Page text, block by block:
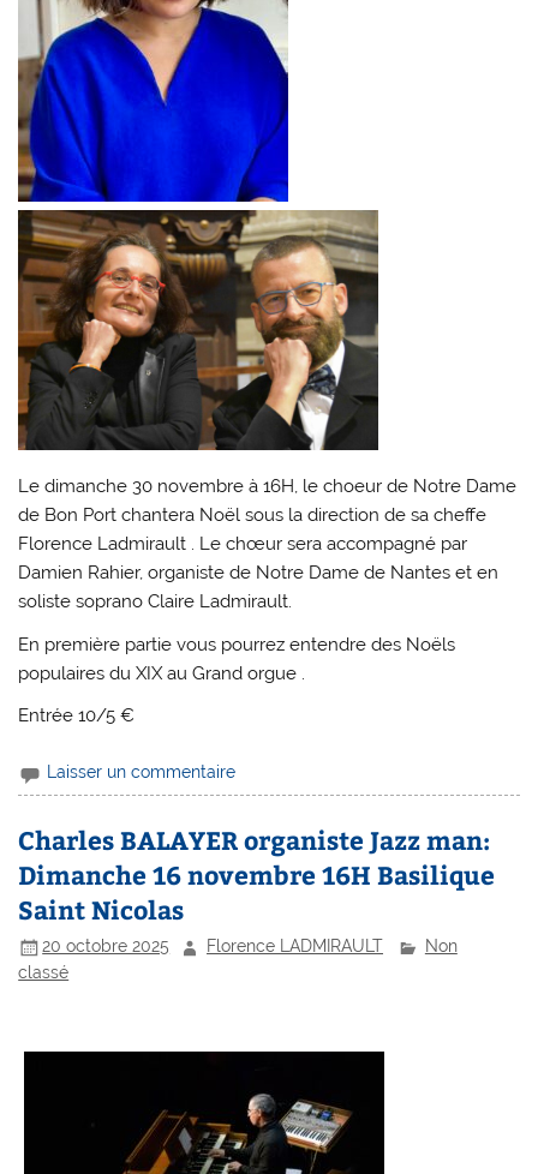
Le dimanche 30 novembre à 16H, le choeur de Notre Dame
de Bon Port chantera Noël sous la direction de sa cheffe
Florence Ladmirault . Le chœur sera accompagné par
Damien Rahier, organiste de Notre Dame de Nantes et en
soliste soprano Claire Ladmirault.
En première partie vous pourrez entendre des Noëls
populaires du XIX au Grand orgue .
Entrée 10/5 €
Laisser un commentaire
Charles BALAYER organiste Jazz man:
Dimanche 16 novembre 16H Basilique
Saint Nicolas
20 octobre 2025 Florence LADMIRAULT
Non
classé